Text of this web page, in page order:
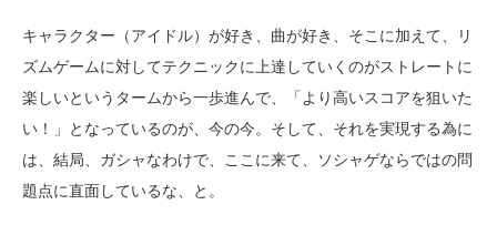
キャラクター（アイドル）が好き、曲が好き、そこに加えて、リ
ズムゲームに対してテクニックに上達していくのがストレートに
楽しいというタームから一歩進んで、「より高いスコアを狙いた
い！」となっているのが、今の今。そして、それを実現する為に
は、結局、ガシャなわけで、ここに来て、ソシャゲならではの問
題点に直面しているな、と。